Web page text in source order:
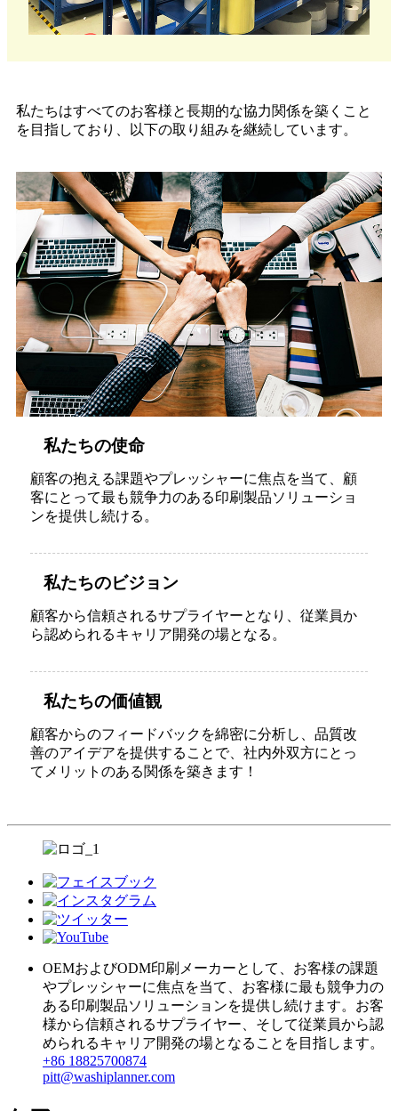
私たちはすべてのお客様と長期的な協力関係を築くこと
を目指しており、以下の取り組みを継続しています。
私たちの使命
顧客の抱える課題やプレッシャーに焦点を当て、顧
客にとって最も競争力のある印刷製品ソリューショ
ンを提供し続ける。
私たちのビジョン
顧客から信頼されるサプライヤーとなり、従業員か
ら認められるキャリア開発の場となる。
私たちの価値観
顧客からのフィードバックを綿密に分析し、品質改
善のアイデアを提供することで、社内外双方にとっ
てメリットのある関係を築きます！
OEMおよびODM印刷メーカーとして、お客様の課題
やプレッシャーに焦点を当て、お客様に最も競争力の
ある印刷製品ソリューションを提供し続けます。お客
様から信頼されるサプライヤー、そして従業員から認
められるキャリア開発の場となることを目指します。
+86 18825700874
pitt@washiplanner.com